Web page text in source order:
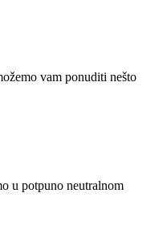
vam ponuditi nešto
u potpuno neutralnom